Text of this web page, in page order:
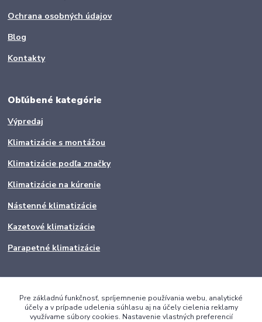
Ochrana osobných údajov
Blog
Kontakty
Obľúbené kategórie
Výpredaj
Klimatizácie s montážou
Klimatizácie podľa značky
Klimatizácie na kúrenie
Nástenné klimatizácie
Kazetové klimatizácie
Parapetné klimatizácie
Pre základnú funkčnosť, spríjemnenie používania webu, analytické
účely a v prípade udelenia súhlasu aj na účely cielenia reklamy
využívame súbory cookies. Nastavenie vlastných preferencií